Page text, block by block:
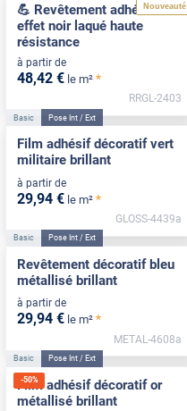
Nouveauté
💪 Revêtement adhésif
effet noir laqué haute
résistance
à partir de
48,42 € le m² *
RRGL-2403
Basic Pose Int / Ext
Film adhésif décoratif vert
militaire brillant
à partir de
29,94 € le m² *
GLOSS-4439a
Basic Pose Int / Ext
Revêtement décoratif bleu
métallisé brillant
à partir de
29,94 € le m² *
METAL-4608a
-50%
Basic Pose Int / Ext
Film adhésif décoratif or
métallisé brillant